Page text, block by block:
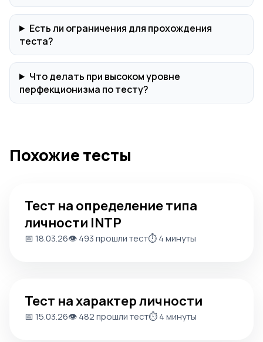
Есть ли ограничения для прохождения
теста?
Что делать при высоком уровне
перфекционизма по тесту?
Похожие тесты
Тест на определение типа
личности INTP
📅 18.03.26👁️ 493 прошли тест⏱️ 4 минуты
Тест на характер личности
📅 15.03.26👁️ 482 прошли тест⏱️ 4 минуты